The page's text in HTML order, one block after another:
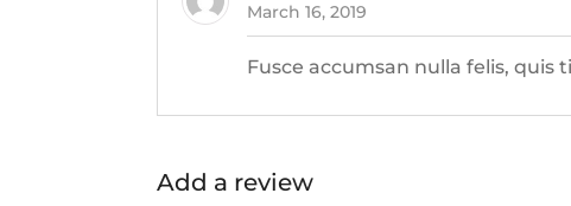
March 16, 2019
Fusce accumsan nulla felis,
Add a review